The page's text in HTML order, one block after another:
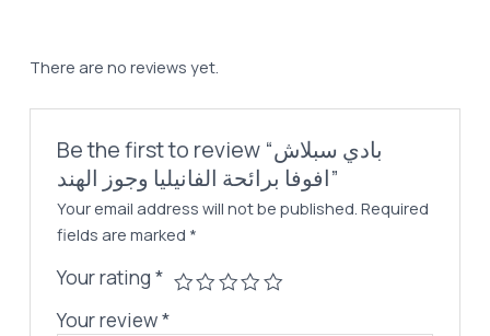
وجوز
quantity
There are no reviews yet.
Be the first to review “بادي سبلاش
افوفا برائحة الفانيليا وجوز الهند”
Your email address will not be published. Required
fields are marked *
Your rating*
Your review*